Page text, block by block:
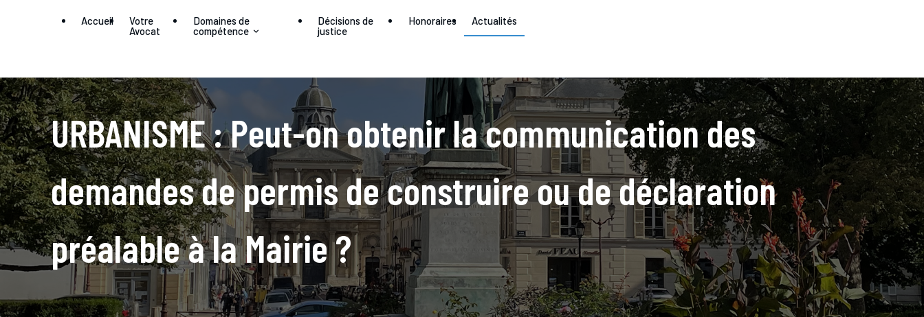
Accueil
Votre
Avocat
Domaines de
compétence
Décisions de
justice
Honoraires Actualités
URBANISME : Peut-on obtenir la communication des
demandes de permis de construire ou de déclaration
préalable à la Mairie ?